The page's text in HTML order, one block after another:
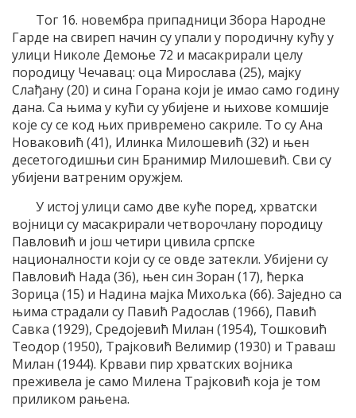
Тог 16. новембра припадници Збора Народне
Гарде на свиреп начин су упали у породичну кућу у
улици Николе Демоње 72 и масакрирали целу
породицу Чечавац: оца Мирослава (25), мајку
Слађану (20) и сина Горана који је имао само годину
дана. Са њима у кући су убијене и њихове комшије
које су се код њих привремено сакриле. То су Ана
Новаковић (41), Илинка Милошевић (32) и њен
десетогодишњи син Бранимир Милошевић. Сви су
убијени ватреним оружјем.
У истој улици само две куће поред, хрватски
војници су масакрирали четворочлану породицу
Павловић и још четири цивила српске
националности који су се овде затекли. Убијени су
Павловић Нада (36), њен син Зоран (17), ћерка
Зорица (15) и Надина мајка Михољка (66). Заједно са
њима страдали су Павић Радослав (1966), Павић
Савка (1929), Средојевић Милан (1954), Тошковић
Теодор (1950), Трајковић Велимир (1930) и Траваш
Милан (1944). Крвави пир хрватских војника
преживела је само Милена Трајковић која је том
приликом рањена.